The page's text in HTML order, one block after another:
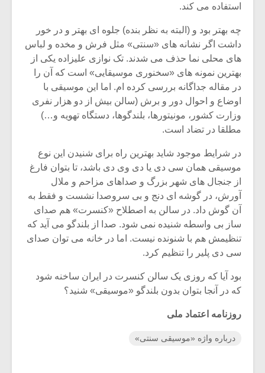
استفاده می کند.
چه بهتر بود و (البته به نظر بنده) جلوه ای بهتر و در خور
داشت اگر نشانه های «سنتی» مثل فرش و مخده و لباس
های محلی نما حذف می شدند. تک نوازی علیزاده یکی از
بهترین نمونه های «سخنوری موسیقایی» است که آن را
در مقاله جداگانه بررسی کرده ام. اما این موسیقی با
اوضاع و احوال دور و برش (سالن بیش از دو هزار نفری
وزارت کشور، مونیتورها، بلندگوها، دستگاه تهویه و…)
مطلقا در تضاد است.
در شرایط موجود شاید بهترین راه برای شنیدن این نوع
موسیقی همان سی دی یا دی وی دی باشد، تا بتوان فارغ
از جنجال های شهر بزرگ و صداهای مزاحم و ملال
آورش، در گوشه ای دنج و بی سروصدا نشست و فقط به
آن گوش داد. در سالن به اصطلاح «کنسرت» هم صدای
ساز بی واسطه شنیده نمی شود. صدا از بلندگو می آید که
تنظیمش هم با شنونده نیست. اما در خانه می توان صدای
سی دی پلیر را تنظیم کرد.
بود آیا که روزی یک سالن کنسرت در ایران ساخنه شود
که در آنجا بتوان بدون بلندگو «موسیقی» شنید؟
روزنامه اعتماد ملی
درباره واژه «موسیقی سنتی»